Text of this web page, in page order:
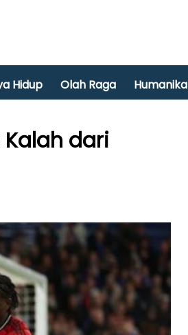
Hidup Olah Raga Humanika
Kalah dari